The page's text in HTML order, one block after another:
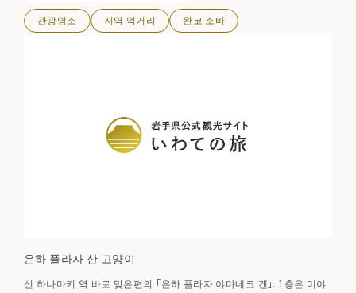
관광명소 지역 먹거리 완코 소바
은하 플라자 산 고양이
신 하나마키 역 바로 맞은편의 「은하 플라자 야마네코 켄」. 1층은 미야